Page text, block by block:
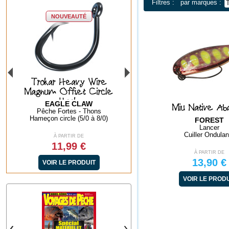
Filtres : par marques :
Miu Native
FOREST
Lancer
Cuiller
À PARTIR DE
13,90 €
VOIR LE
Pince à vive
FLASHMER
Spéciale vives, rascasses..
Pince à dents
À PARTIR DE
7,90 €
VOIR LE PRODUIT
Dégorgeoir Plastique
FLASHMER
Taille unique
Dégorgeoir
À PARTIR DE
0,70 €
VOIR LE PRODUIT